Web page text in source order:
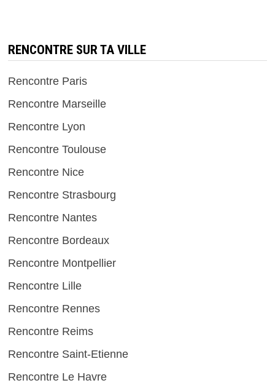
RENCONTRE SUR TA VILLE
Rencontre Paris
Rencontre Marseille
Rencontre Lyon
Rencontre Toulouse
Rencontre Nice
Rencontre Strasbourg
Rencontre Nantes
Rencontre Bordeaux
Rencontre Montpellier
Rencontre Lille
Rencontre Rennes
Rencontre Reims
Rencontre Saint-Etienne
Rencontre Le Havre